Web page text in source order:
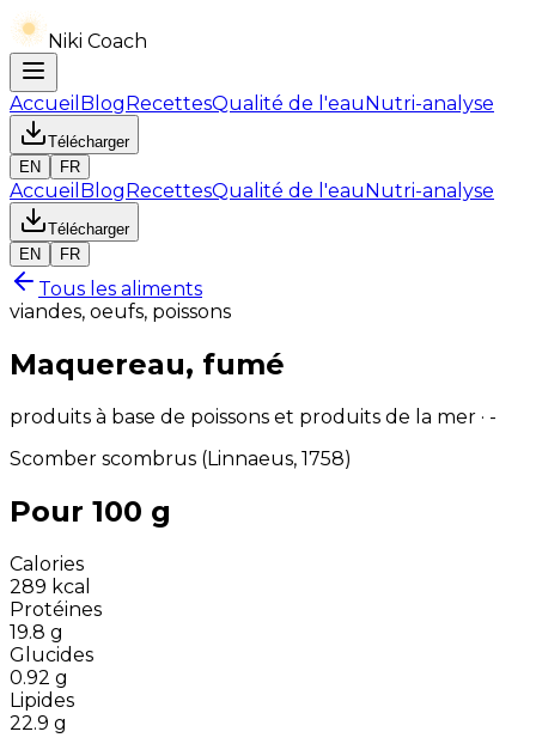
Niki Coach
Accueil BlogRecettesQualité de l'eauNutri-analyse
Télécharger
EN
FR
Accueil BlogRecettesQualité de l'eauNutri-analyse
Télécharger
EN
FR
Tous les aliments
viandes, oeufs, poissons
Maquereau, fumé
produits à base de poissons et produits de la mer · -
Scomber scombrus (Linnaeus, 1758)
Pour 100 g
Calories
289 kcal
Protéines
19.8 g
Glucides
0.92 g
Lipides
22.9 g